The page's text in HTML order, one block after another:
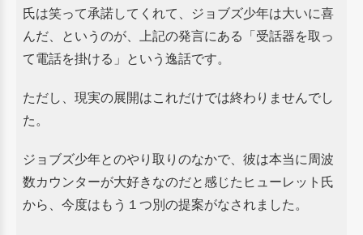
氏は笑って承諾してくれて、ジョブズ少年は大いに喜
んだ、というのが、 上記の発言にある「受話器を取っ
て電話を掛ける」という逸話です。
ただし、現実の展開はこれだけでは終わりませんでし
た。
ジョブズ少年とのやり取りのなかで、彼は本当に周波
数カウンターが大好きなのだと感じたヒューレット氏
から、 今度はもう１つ別の提案がなされました。